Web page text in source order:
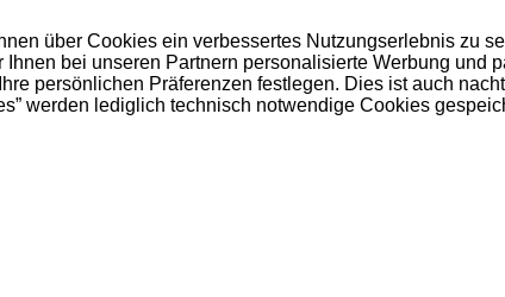
über Cookies ein verbessertes Nutzungserlebnis zu
bei unseren Partnern personalisierte Werbung und
persönlichen Präferenzen festlegen. Dies ist auch
werden lediglich technisch notwendige Cookies